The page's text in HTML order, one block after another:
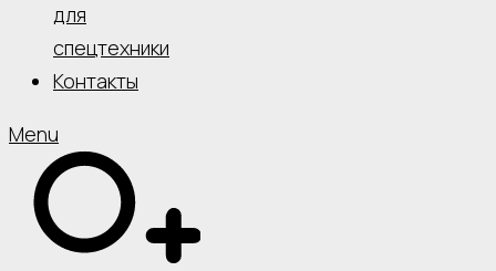
для
спецтехники
Контакты
Menu